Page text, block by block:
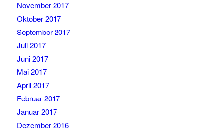
November 2017
Oktober 2017
September 2017
Juli 2017
Juni 2017
Mai 2017
April 2017
Februar 2017
Januar 2017
Dezember 2016